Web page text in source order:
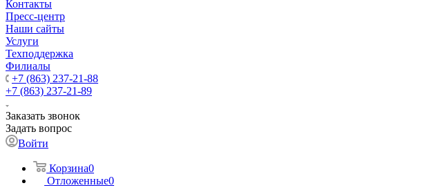
Контакты
Пресс-центр
Наши сайты
Услуги
Техподдержка
Филиалы
+7 (863) 237-21-88
+7 (863) 237-21-89
Заказать звонок
Задать вопрос
Войти
Корзина0
Отложенные0